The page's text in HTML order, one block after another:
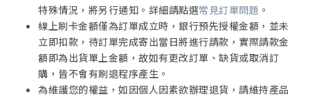
特殊情況，將另行通知。詳細請點選常見訂單問題 。
線上刷卡金額僅為訂單成立時，銀行預先授權金額，並未
立即扣款，待訂單完成寄出當日將進行請款，實際請款金
額即為出貨單上金額，故如有更改訂單、缺貨或取消訂
購，皆不會有刷退程序產生。
為維護您的權益，如因個人因素欲辦理退貨，請維持產品